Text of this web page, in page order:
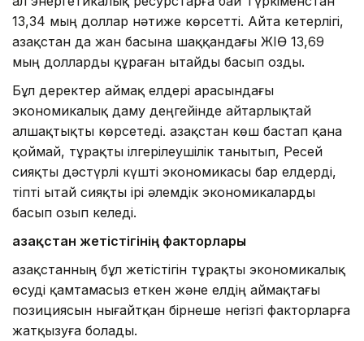
13,34 мың доллар нәтиже көрсетті. Айта кетерлігі,
Қазақстан да жан басына шаққандағы ЖІӨ 13,69
мың долларды құраған Қытайды басып озды.
Бұл деректер аймақ елдері арасындағы
экономикалық даму деңгейінде айтарлықтай
алшақтықты көрсетеді. Қазақстан көш бастап қана
қоймай, тұрақты ілгерілеушілік танытып, Ресей
сияқты дәстүрлі күшті экономикасы бар елдерді,
тіпті Қытай сияқты ірі әлемдік экономикаларды
басып озып келеді.
Қазақстан жетістігінің факторлары
Қазақстанның бұл жетістігін тұрақты экономикалық
өсуді қамтамасыз еткен және елдің аймақтағы
позициясын нығайтқан бірнеше негізгі факторларға
жатқызуға болады.